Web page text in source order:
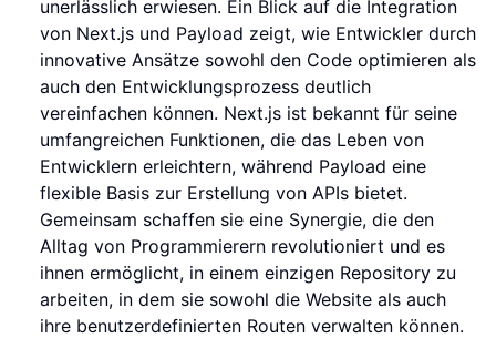
unerlässlich erwiesen. Ein Blick auf die Integration
von Next.js und Payload zeigt, wie Entwickler durch
innovative Ansätze sowohl den Code optimieren als
auch den Entwicklungsprozess deutlich
vereinfachen können. Next.js ist bekannt für seine
umfangreichen Funktionen, die das Leben von
Entwicklern erleichtern, während Payload eine
flexible Basis zur Erstellung von APIs bietet.
Gemeinsam schaffen sie eine Synergie, die den
Alltag von Programmierern revolutioniert und es
ihnen ermöglicht, in einem einzigen Repository zu
arbeiten, in dem sie sowohl die Website als auch
ihre benutzerdefinierten Routen verwalten können.